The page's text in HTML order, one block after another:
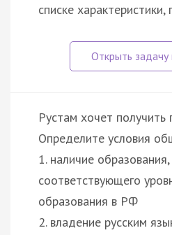
списке
Рустам хочет
Определите условия
1. наличие образования,
соответствующего
образования в РФ
2. владение русским